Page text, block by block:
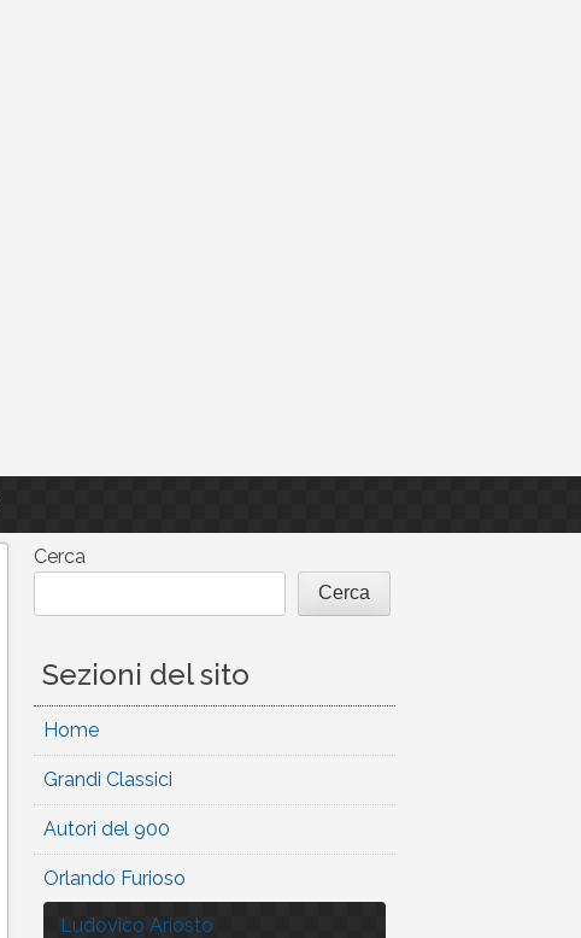
Cerca
Cerca
Sezioni del sito
Home
Grandi Classici
Autori del 900
Orlando Furioso
Ludovico Ariosto